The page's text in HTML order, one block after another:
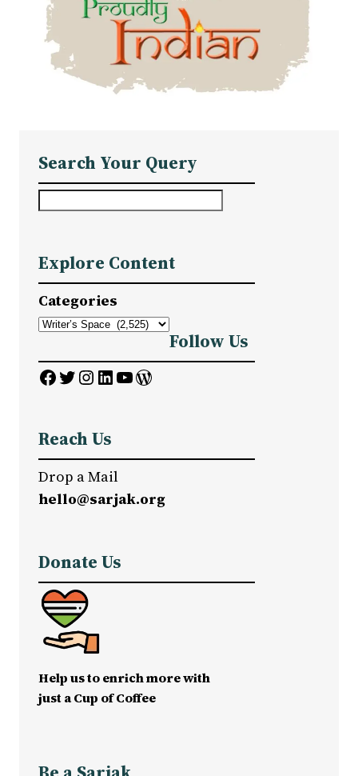
Search Your Query
r
c
h
Explore Content
Categories
Follow Us
Facebook Twitter InstagramLinkedIn YouTube WordPress
Reach Us
Drop a Mail
hello@sarjak.org
Donate Us
Help us to enrich more with
just a Cup of Coffee